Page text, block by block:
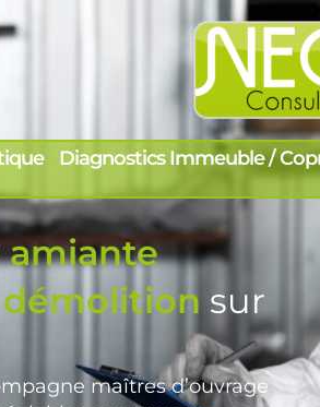
Diagnostics Immeuble /
amiante
démolition sur
maîtres d’ouvrage